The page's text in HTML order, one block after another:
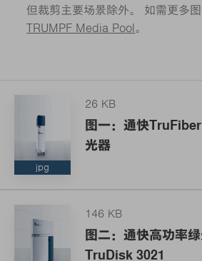
但裁剪主要场景除外。 如需更多
TRUMPF Media Pool。
jpg
26 KB
图一：通快
光器
146 KB
图二：通快高功率
TruDisk 3021